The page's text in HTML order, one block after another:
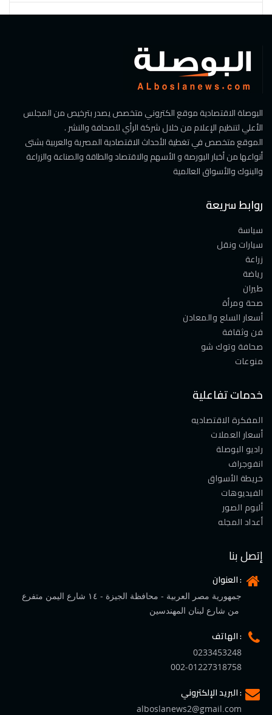
البوصلة الاقتصادية موقع الكتروني متخصص يصدر بترخيص من المجلس
الأعلي لتنظيم الإعلام من خلال شركة الرأي للصحافة والنشر .
الموقع متخصص في تغطية الأحداث الاقتصادية المصرية والعربية بشتى
أنواعها من أخبار البورصة و الأسهم والاقتصاد والطاقة والصناعة والزراعة
والبنوك والأسواق العالمية
روابط سريعة
سياسة
سيارات ونقل
زراعة
رياضة
طيران
صحة ومرأة
أسعار السلع والمعادن
فن وثقافة
صحافة وتوك شو
منوعات
خدمات تفاعلية
المفكرة الاقتصاديه
أسعار العملات
راديو البوصلة
انفوجراف
خريطة الأسواق
الفيديوهات
ألبوم الصور
أعداد المجله
إتصل بنا
العنوان :
جمهورية مصر العربية - محافظة الجيزة - ١٤ شارع اليمن متفرع
الهاتف :
0233453248
002-01227318758
البريد الإلكتروني :
alboslanews2@gmail.com